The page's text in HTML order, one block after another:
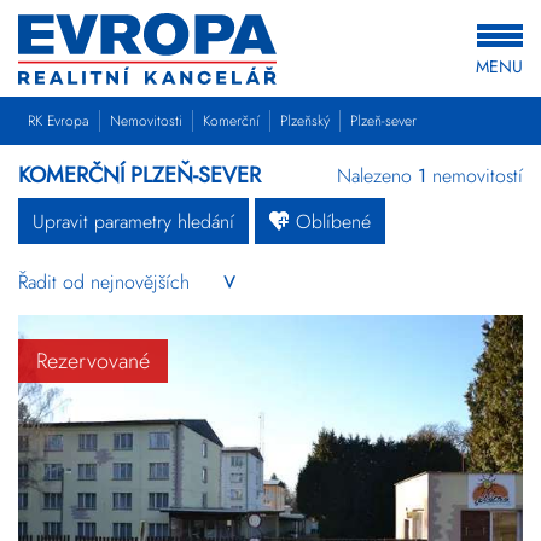
MENU
RK Evropa Nemovitosti Komerční Plzeňský Plzeň-sever
KOMERČNÍ PLZEŇ-SEVER Nalezeno 1 nemovitostí
Upravit parametry hledání
Oblíbené
Rezervované
Byty
Komerční Ostatní Developerské
projekty